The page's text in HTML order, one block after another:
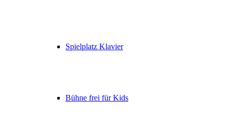
Spielplatz Klavier
Bühne frei für Kids